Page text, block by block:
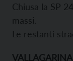
Chiusa la SP
massi.
Le restanti
VALLAGARINA